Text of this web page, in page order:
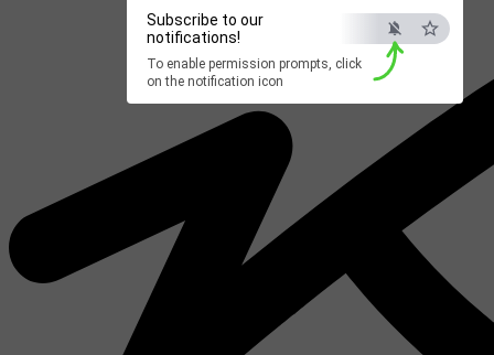
Subscribe to our
notifications!
To enable permission prompts, click
on the notification icon